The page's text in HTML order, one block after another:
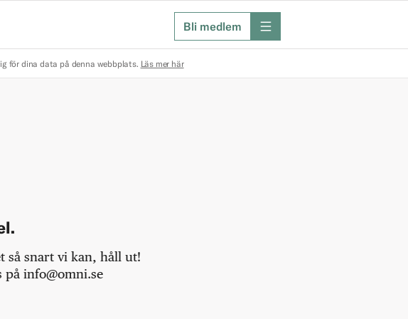
Bli medlem meny
för dina data på denna webbplats. Läs mer här
så snart vi kan, håll ut!
info@omni.se